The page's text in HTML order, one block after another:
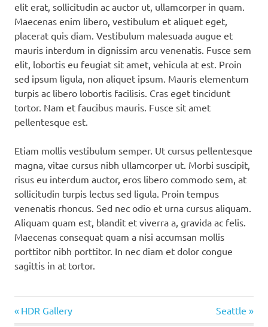
elit erat, sollicitudin ac auctor ut, ullamcorper in quam.
Maecenas enim libero, vestibulum et aliquet eget,
placerat quis diam. Vestibulum malesuada augue et
mauris interdum in dignissim arcu venenatis. Fusce sem
elit, lobortis eu feugiat sit amet, vehicula at est. Proin
sed ipsum ligula, non aliquet ipsum. Mauris elementum
turpis ac libero lobortis facilisis. Cras eget tincidunt
tortor. Nam et faucibus mauris. Fusce sit amet
pellentesque est.
Etiam mollis vestibulum semper. Ut cursus pellentesque
magna, vitae cursus nibh ullamcorper ut. Morbi suscipit,
risus eu interdum auctor, eros libero commodo sem, at
sollicitudin turpis lectus sed ligula. Proin tempus
venenatis rhoncus. Sed nec odio et urna cursus aliquam.
Aliquam quam est, blandit et viverra a, gravida ac felis.
Maecenas consequat quam a nisi accumsan mollis
porttitor nibh porttitor. In nec diam et dolor congue
sagittis in at tortor.
Entrada
anterior:
HDR Gallery
Siguiente
entrada:
Seattle